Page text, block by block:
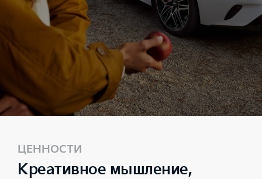
ЦЕННОСТИ
Креативное мышление,